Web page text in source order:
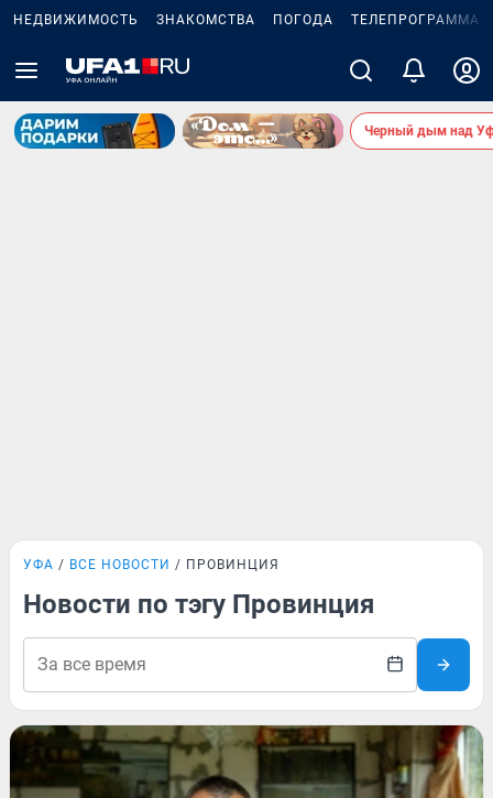
НЕДВИЖИМОСТЬ ЗНАКОМСТВА ПОГОДА ТЕЛЕПРОГРАММА
Черный дым над
УФА ВСЕ НОВОСТИ ПРОВИНЦИЯ
Новости по тэгу Провинция